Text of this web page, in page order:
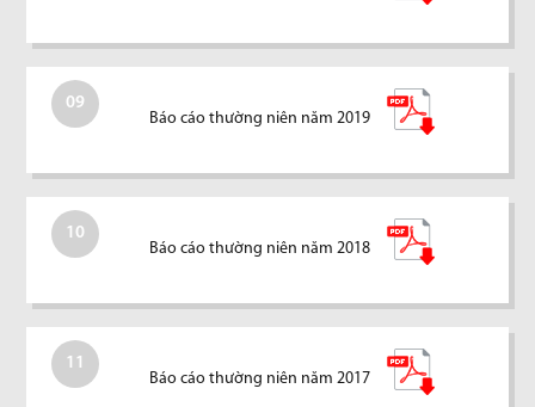
09
Báo cáo thường niên năm 2019
10
Báo cáo thường niên năm 2018
11
Báo cáo thường niên năm 2017